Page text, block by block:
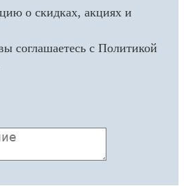
о скидках, акциях и
соглашаетесь с Политикой